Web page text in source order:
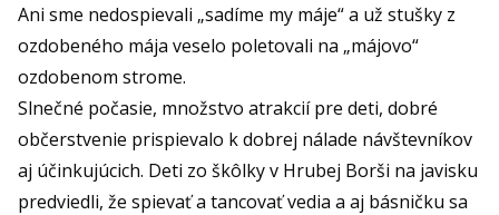
Ani sme nedospievali „sadíme my máje“ a už stušky z
ozdobeného mája veselo poletovali na „májovo“
ozdobenom strome.
Slnečné počasie, množstvo atrakcií pre deti, dobré
občerstvenie prispievalo k dobrej nálade návštevníkov
aj účinkujúcich. Deti zo škôlky v Hrubej Borši na javisku
predviedli, že spievať a tancovať vedia a aj básničku sa